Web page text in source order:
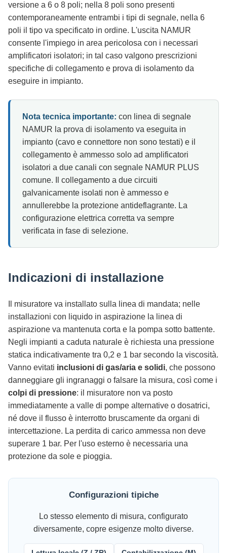
versione a 6 o 8 poli; nella 8 poli sono presenti
contemporaneamente entrambi i tipi di segnale, nella 6
poli il tipo va specificato in ordine. L'uscita NAMUR
consente l'impiego in area pericolosa con i necessari
amplificatori isolatori; in tal caso valgono prescrizioni
specifiche di collegamento e prova di isolamento da
eseguire in impianto.
Nota tecnica importante: con linea di segnale
NAMUR la prova di isolamento va eseguita in
impianto (cavo e connettore non sono testati) e il
collegamento è ammesso solo ad amplificatori
isolatori a due canali con segnale NAMUR PLUS
comune. Il collegamento a due circuiti
galvanicamente isolati non è ammesso e
annullerebbe la protezione antideflagrante. La
configurazione elettrica corretta va sempre
verificata in fase di selezione.
Indicazioni di installazione
Il misuratore va installato sulla linea di mandata; nelle
installazioni con liquido in aspirazione la linea di
aspirazione va mantenuta corta e la pompa sotto battente.
Negli impianti a caduta naturale è richiesta una pressione
statica indicativamente tra 0,2 e 1 bar secondo la viscosità.
Vanno evitati inclusioni di gas/aria e solidi, che possono
danneggiare gli ingranaggi o falsare la misura, così come i
colpi di pressione: il misuratore non va posto
immediatamente a valle di pompe alternative o dosatrici,
né dove il flusso è interrotto bruscamente da organi di
intercettazione. La perdita di carico ammessa non deve
superare 1 bar. Per l'uso esterno è necessaria una
protezione da sole e pioggia.
Configurazioni tipiche
Lo stesso elemento di misura, configurato
diversamente, copre esigenze molto diverse.